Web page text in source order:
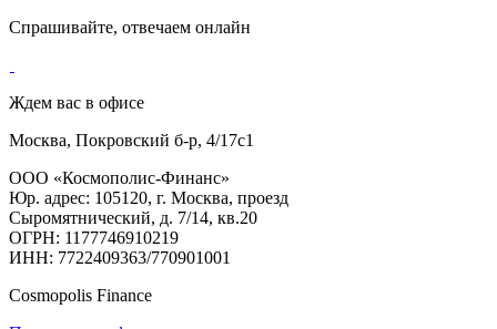
Спрашивайте, отвечаем онлайн
Ждем вас в офисе
Москва, Покровский б-р, 4/17с1
ООО «Космополис-Финанс»
Юр. адрес: 105120, г. Москва, проезд
Сыромятнический, д. 7/14, кв.20
ОГРН: 1177746910219
ИНН: 7722409363/770901001
Cosmopolis Finance